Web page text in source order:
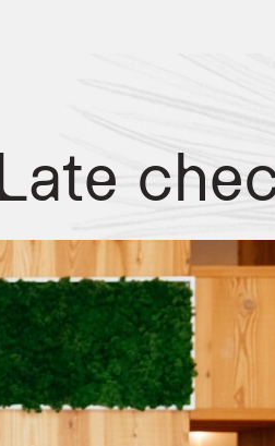
richiedere il servizio di late check-out.
al momento della richiesta.
direttamente con la reception